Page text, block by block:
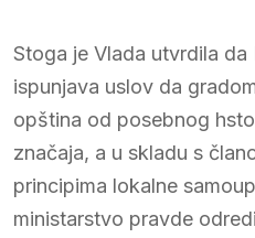
Stoga je Vlada utvrdila da
ispunjava uslov da
opština od posebnog
značaja, a u skladu s
principima lokalne
ministarstvo pravde